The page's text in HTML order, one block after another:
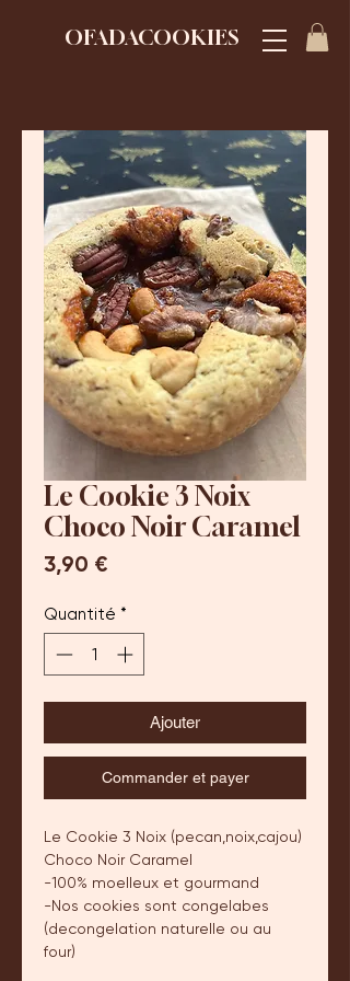
OFADACOOKIES
Le Cookie 3 Noix
Choco Noir Caramel
3,90 €
Quantité *
Ajouter
Commander et payer
Le Cookie 3 Noix (pecan,noix,cajou)
Choco Noir Caramel
-100% moelleux et gourmand
-Nos cookies sont congelabes
(decongelation naturelle ou au
four)